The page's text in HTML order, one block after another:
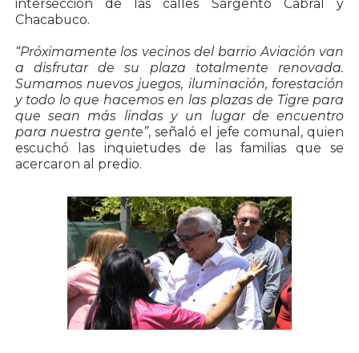
intersección de las calles Sargento Cabral y
Chacabuco.
“Próximamente los vecinos del barrio Aviación van
a disfrutar de su plaza totalmente renovada.
Sumamos nuevos juegos, iluminación, forestación
y todo lo que hacemos en las plazas de Tigre para
que sean más lindas y un lugar de encuentro
para nuestra gente”, señaló el jefe comunal, quien
escuchó las inquietudes de las familias que se
acercaron al predio.